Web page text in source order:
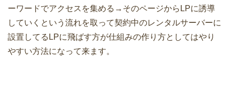
ーワードでアクセスを集める→そのページからLPに誘導
していくという流れを取って契約中のレンタルサーバーに
設置してるLPに飛ばす方が仕組みの作り方としてはやり
やすい方法になって来ます。